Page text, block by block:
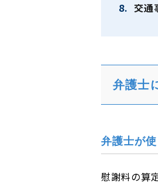
8. 交通
弁護士
弁護士が
慰謝料の算